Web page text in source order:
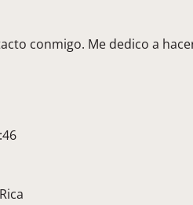
conmigo. Me dedico a